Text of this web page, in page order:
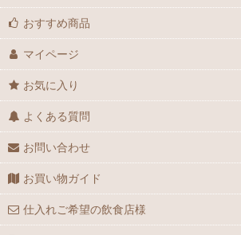
おすすめ商品
マイページ
お気に入り
よくある質問
お問い合わせ
お買い物ガイド
仕入れご希望の飲食店様